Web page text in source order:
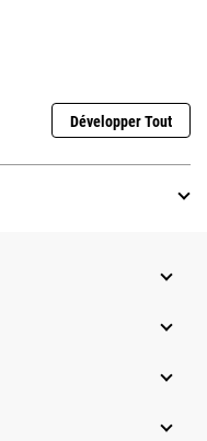
Développer Tout